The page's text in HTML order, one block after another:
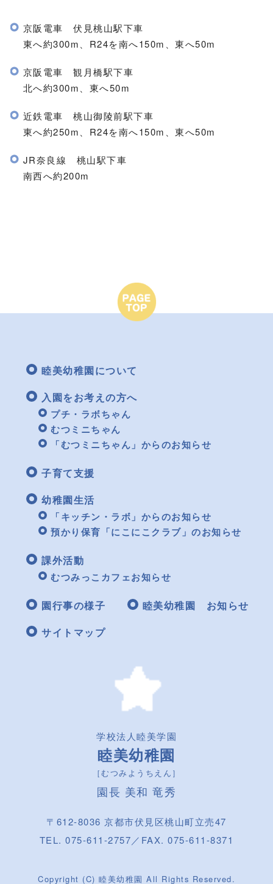
京阪電車 伏見桃山駅下車
東へ約300m、R24を南へ150m、東へ50m
京阪電車 観月橋駅下車
北へ約300m、東へ50m
近鉄電車 桃山御陵前駅下車
東へ約250m、R24を南へ150m、東へ50m
JR奈良線 桃山駅下車
南西へ約200m
睦美幼稚園について
入園をお考えの方へ
プチ・ラボちゃん
むつミニちゃん
「むつミニちゃん」からのお知らせ
子育て支援
幼稚園生活
「キッチン・ラボ」からのお知らせ
預かり保育「にこにこクラブ」のお知らせ
課外活動
むつみっこカフェお知らせ
園行事の様子
睦美幼稚園 お知らせ
サイトマップ
学校法人睦美学園
睦美幼稚園
［むつみようちえん］
園長 美和 竜秀
〒612-8036 京都市伏見区桃山町立売47
TEL. 075-611-2757／FAX. 075-611-8371
Copyright (C) 睦美幼稚園 All Rights Reserved.